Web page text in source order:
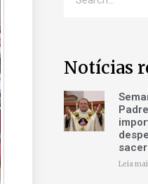
Notícias
Leia